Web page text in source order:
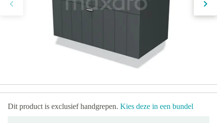
Dit product is exclusief handgrepen. Kies deze in een bundel